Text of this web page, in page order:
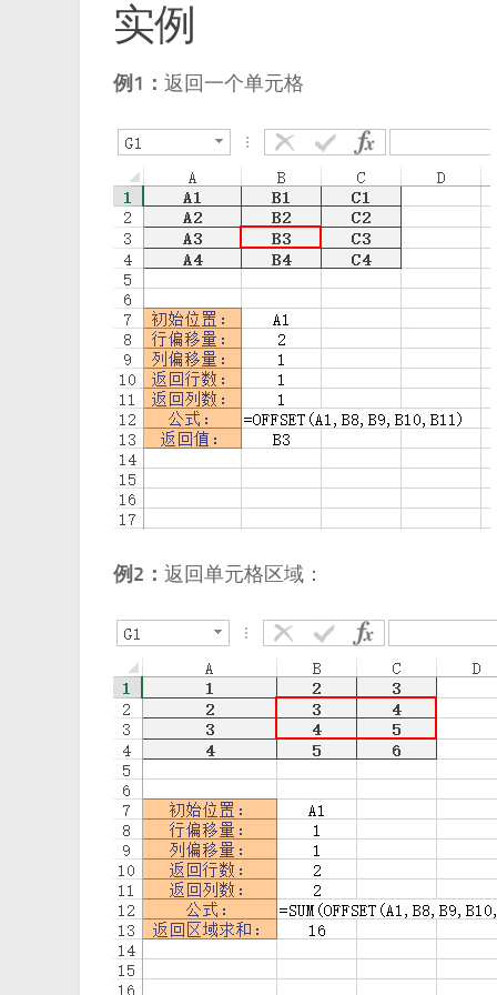
实例
例1： 返回一个单元格
例2： 返回单元格区域：